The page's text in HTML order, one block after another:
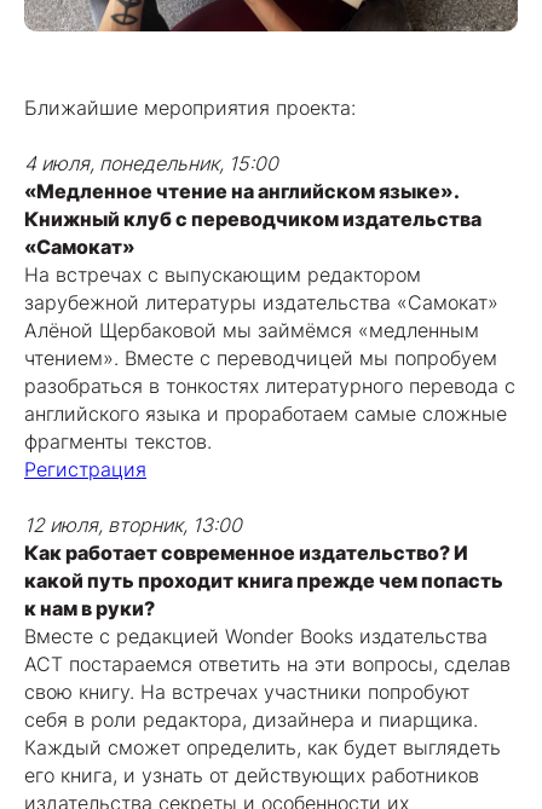
Ближайшие мероприятия проекта:
4 июля, понедельник, 15:00
«Медленное чтение на английском языке».
Книжный клуб с переводчиком издательства
«Самокат»
На встречах с выпускающим редактором
зарубежной литературы издательства «Самокат»
Алёной Щербаковой мы займёмся «медленным
чтением». Вместе с переводчицей мы попробуем
разобраться в тонкостях литературного перевода с
английского языка и проработаем самые сложные
фрагменты текстов.
Регистрация
12 июля, вторник, 13:00
Как работает современное издательство? И
какой путь проходит книга прежде чем попасть
к нам в руки?
Вместе с редакцией Wonder Books издательства
АСТ постараемся ответить на эти вопросы, сделав
свою книгу. На встречах участники попробуют
себя в роли редактора, дизайнера и пиарщика.
Каждый сможет определить, как будет выглядеть
его книга, и узнать от действующих работников
издательства секреты и особенности их